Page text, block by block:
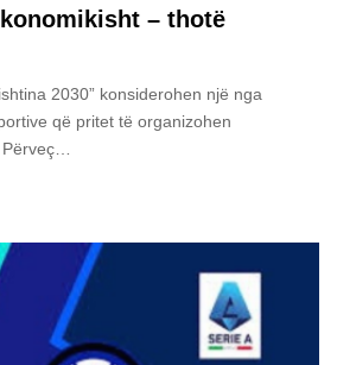
– thotë
2030” konsiderohen një nga
që pritet të organizohen